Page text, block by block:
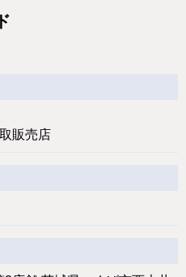
販売店